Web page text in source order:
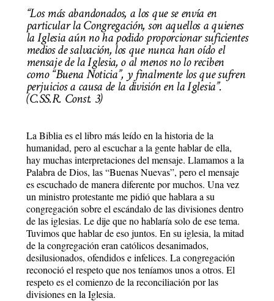
“Los más abandonados, a los que se envía en
particular la Congregación, son aquellos a quienes
la Iglesia aún no ha podido proporcionar suficientes
medios de salvación, los que nunca han oído el
mensaje de la Iglesia, o al menos no lo reciben
como “Buena Noticia”, y finalmente los que sufren
perjuicios a causa de la división en la Iglesia”.
(C.SS.R. Const. 3)
La Biblia es el libro más leído en la historia de la
humanidad, pero al escuchar a la gente hablar de ella,
hay muchas interpretaciones del mensaje. Llamamos a la
Palabra de Dios, las “Buenas Nuevas”, pero el mensaje
es escuchado de manera diferente por muchos. Una vez
un ministro protestante me pidió que hablara a su
congregación sobre el escándalo de las divisiones dentro
de las iglesias. Le dije que no hablaría solo de ese tema.
Tuvimos que hablar de eso juntos. En su iglesia, la mitad
de la congregación eran católicos desanimados,
desilusionados, ofendidos e infelices. La congregación
reconoció el respeto que nos teníamos unos a otros. El
respeto es el comienzo de la reconciliación por las
divisiones en la Iglesia.